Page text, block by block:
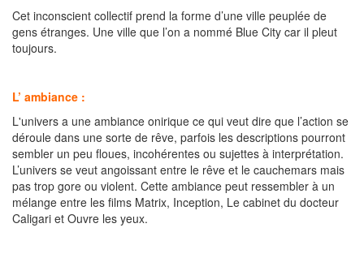
Cet inconscient collectif prend la forme d’une ville peuplée de
gens étranges. Une ville que l’on a nommé Blue City car il pleut
toujours.
L’ ambiance :
L'univers a une ambiance onirique ce qui veut dire que l’action se
déroule dans une sorte de rêve, parfois les descriptions pourront
sembler un peu floues, incohérentes ou sujettes à interprétation.
L’univers se veut angoissant entre le rêve et le cauchemars mais
pas trop gore ou violent. Cette ambiance peut ressembler à un
mélange entre les films Matrix, Inception, Le cabinet du docteur
Caligari et Ouvre les yeux.